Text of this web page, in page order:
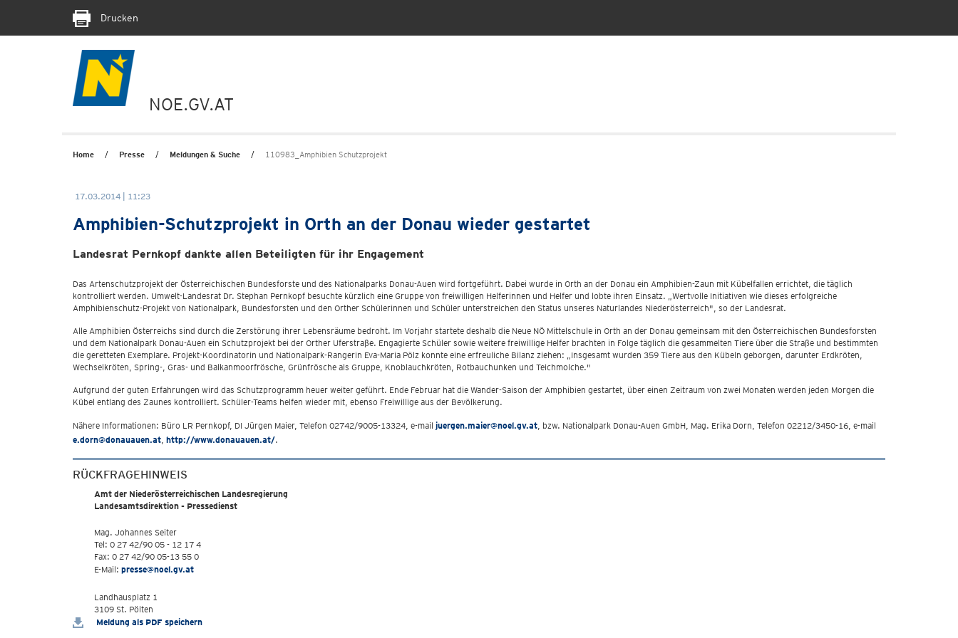
Drucken
NOE.GV.AT
Home Presse Meldungen & Suche 110983_Amphibien Schutzprojekt
17.03.2014 | 11:23
Amphibien-Schutzprojekt in Orth an der Donau wieder gestartet
Landesrat Pernkopf dankte allen Beteiligten für ihr Engagement
Das Artenschutzprojekt der Österreichischen Bundesforste und des Nationalparks Donau-Auen wird fortgeführt. Dabei wurde in Orth an der Donau ein Amphibien-Zaun mit Kübelfallen errichtet, die täglich
kontrolliert werden. Umwelt-Landesrat Dr. Stephan Pernkopf besuchte kürzlich eine Gruppe von freiwilligen Helferinnen und Helfer und lobte ihren Einsatz. „Wertvolle Initiativen wie dieses erfolgreiche
Amphibienschutz-Projekt von Nationalpark, Bundesforsten und den Orther Schülerinnen und Schüler unterstreichen den Status unseres Naturlandes Niederösterreich", so der Landesrat.
Alle Amphibien Österreichs sind durch die Zerstörung ihrer Lebensräume bedroht. Im Vorjahr startete deshalb die Neue NÖ Mittelschule in Orth an der Donau gemeinsam mit den Österreichischen Bundesforsten
und dem Nationalpark Donau-Auen ein Schutzprojekt bei der Orther Uferstraße. Engagierte Schüler sowie weitere freiwillige Helfer brachten in Folge täglich die gesammelten Tiere über die Straße und bestimmten
die geretteten Exemplare. Projekt-Koordinatorin und Nationalpark-Rangerin Eva-Maria Pölz konnte eine erfreuliche Bilanz ziehen: „Insgesamt wurden 359 Tiere aus den Kübeln geborgen, darunter Erdkröten,
Wechselkröten, Spring-, Gras- und Balkanmoorfrösche, Grünfrösche als Gruppe, Knoblauchkröten, Rotbauchunken und Teichmolche."
Aufgrund der guten Erfahrungen wird das Schutzprogramm heuer weiter geführt. Ende Februar hat die Wander-Saison der Amphibien gestartet, über einen Zeitraum von zwei Monaten werden jeden Morgen die
Kübel entlang des Zaunes kontrolliert. Schüler-Teams helfen wieder mit, ebenso Freiwillige aus der Bevölkerung.
Nähere Informationen: Büro LR Pernkopf, DI Jürgen Maier, Telefon 02742/9005-13324, e-mail juergen.maier@noel.gv.at, bzw. Nationalpark Donau-Auen GmbH, Mag. Erika Dorn, Telefon 02212/3450-16, e-mail
e.dorn@donauauen.at, http://www.donauauen.at/.
RÜCKFRAGEHINWEIS
Amt der Niederösterreichischen Landesregierung
Landesamtsdirektion - Pressedienst
Mag. Johannes Seiter
Tel: 0 27 42/90 05 - 12 17 4
Fax: 0 27 42/90 05-13 55 0
E-Mail: presse@noel.gv.at
Landhausplatz 1
3109 St. Pölten
Meldung als PDF speichern